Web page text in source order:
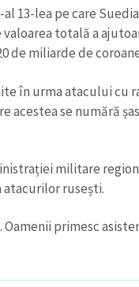
13-lea pe care
totală a
de miliarde de
în urma atacului cu
acestea se numără
militare
atacurilor rusești.
primesc